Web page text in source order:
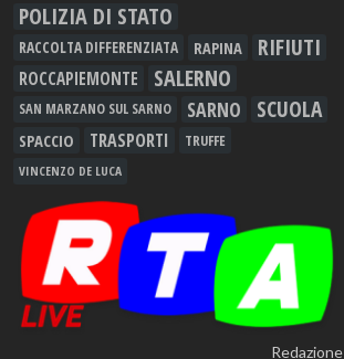
POLIZIA DI STATO
RACCOLTA DIFFERENZIATA RAPINA RIFIUTI
ROCCAPIEMONTE SALERNO
SAN MARZANO SUL SARNO SARNO SCUOLA
SPACCIO TRASPORTI TRUFFE
VINCENZO DE LUCA
Redazione